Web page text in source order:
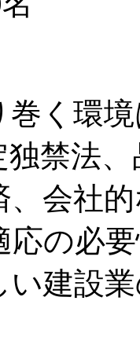
巻く環
独禁法
、会社
応の必
い建設